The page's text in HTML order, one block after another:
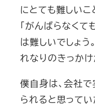
にとても難しい
「がんばらなくて
は難しいでしょ
れなりのきっか
僕自身は、会社
られると思って